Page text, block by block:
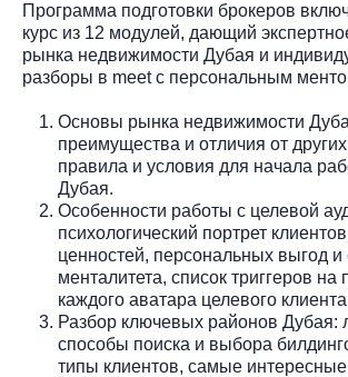
Программа подготовки брокеров
курс из 12 модулей, дающий
рынка недвижимости Дубая и
разборы в meet с персональным
Основы рынка недвижимости
преимущества и отличия от
правила и условия для начала
Дубая.
Особенности работы с целевой
психологический портрет
ценностей, персональных выгод и
менталитета, список триггеров на
каждого аватара целевого
Разбор ключевых районов Дубая:
способы поиска и выбора
типы клиентов, самые